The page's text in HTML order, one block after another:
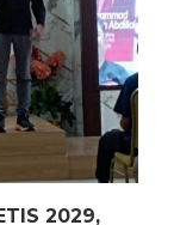
2029,